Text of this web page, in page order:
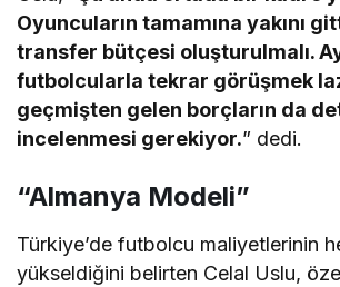
Oyuncuların tamamına yakını
transfer bütçesi oluşturulmalı.
futbolcularla tekrar görüşmek
geçmişten gelen borçların da
incelenmesi gerekiyor.” dedi.
“Almanya Modeli”
Türkiye’de futbolcu maliyetlerinin
yükseldiğini belirten Celal Uslu,